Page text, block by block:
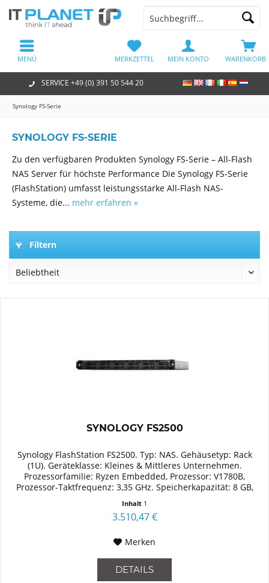
SERVICE +49 (0) 391 50 544 20
WARENKORB
MERKZETTEL MEIN KONTO
MENÜ
Synology FS-Serie
SYNOLOGY FS-SERIE
Zu den verfügbaren Produkten Synology FS-Serie – All-Flash
NAS Server für höchste Performance Die Synology FS-Serie
(FlashStation) umfasst leistungsstarke All-Flash NAS-
Systeme, die... mehr erfahren »
Filtern
SYNOLOGY FS2500
Synology FlashStation FS2500. Typ: NAS. Gehäusetyp: Rack
(1U). Geräteklasse: Kleines & Mittleres Unternehmen.
Prozessorfamilie: Ryzen Embedded, Prozessor: V1780B,
Prozessor-Taktfrequenz: 3,35 GHz. Speicherkapazität: 8 GB,
Inhalt 1
3.510,47 €
Merken
DETAILS